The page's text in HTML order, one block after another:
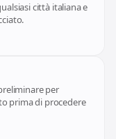
città italiana e
per
prima di procedere